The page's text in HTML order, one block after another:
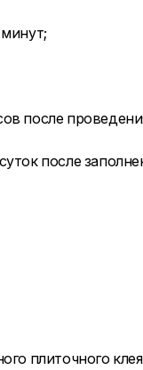
после
после
плиточного